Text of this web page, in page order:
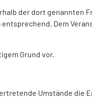
der dort genannten
Dem
Grund vor.
Umstände die